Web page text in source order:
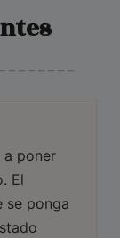
a poner
El
se ponga